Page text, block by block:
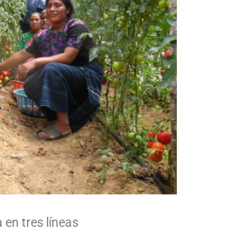
en tres líneas